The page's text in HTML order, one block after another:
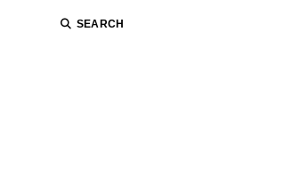
SEARCH